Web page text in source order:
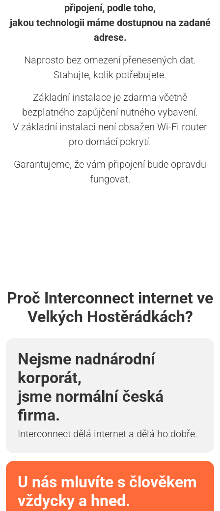
připojení, podle toho,
jakou technologii máme dostupnou na zadané
adrese.
Naprosto bez omezení přenesených dat.
Stahujte, kolik potřebujete.
Základní instalace je zdarma včetně
bezplatného zapůjčení nutného vybavení.
V základní instalaci není obsažen Wi-Fi router
pro domácí pokrytí.
Garantujeme, že vám připojení bude opravdu
fungovat.
Proč Interconnect internet ve
Velkých Hostěrádkách?
Nejsme nadnárodní
korporát,
jsme normální česká
firma.
Interconnect dělá internet a dělá ho dobře.
U nás mluvíte s člověkem
vždycky a hned.